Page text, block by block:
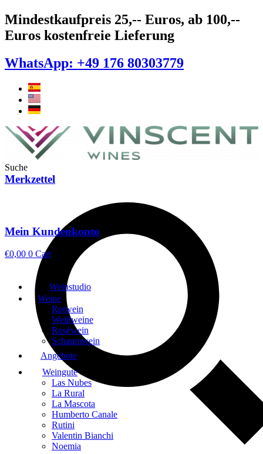
Zum
Inhalt
springen
Mindestkaufpreis 25,-- Euros, ab 100,--
Euros kostenfreie Lieferung
WhatsApp: +49 176 80303779
Suche
Merkzettel
Mein Kundenkonto
€0,00 0 Cart
Weinstudio
Weine
Rotwein
Weißweine
Roséwein
Schaumwein
Angebote
Weingute
Las Nubes
La Rural
La Mascota
Humberto Canale
Rutini
Valentin Bianchi
Noemia